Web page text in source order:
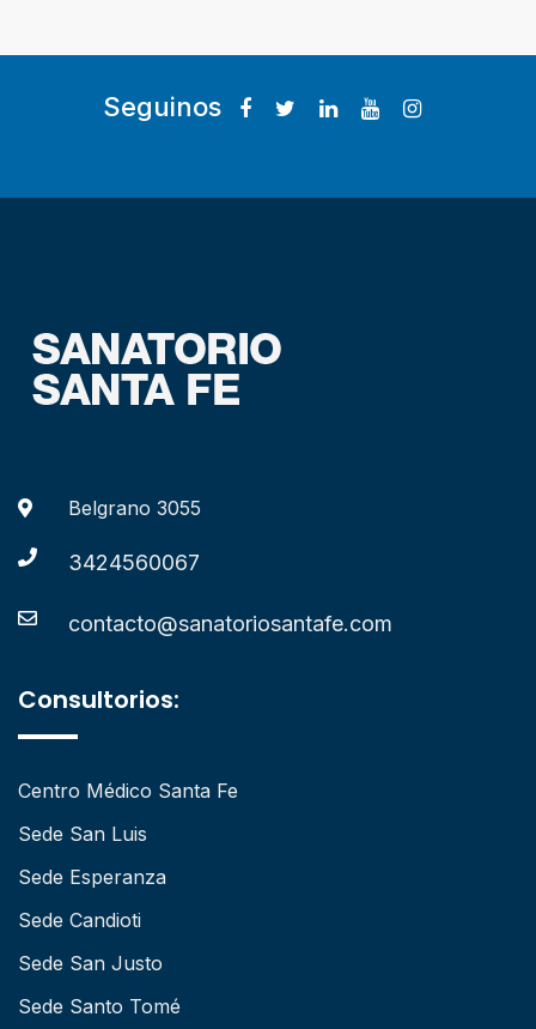
Seguinos
Belgrano 3055
3424560067
contacto@sanatoriosantafe.com
Consultorios:
Centro Médico Santa Fe
Sede San Luis
Sede Esperanza
Sede Candioti
Sede San Justo
Sede Santo Tomé